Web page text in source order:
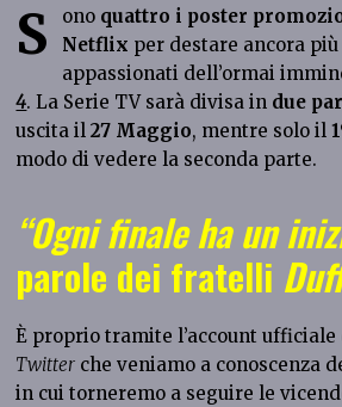
S ono quattro i poster
Netflix per destare ancora
appassionati dell’ormai
4. La Serie TV sarà divisa in due
uscita il 27 Maggio, mentre solo il
modo di vedere la seconda parte.
“Ogni finale ha un
parole dei fratelli
È proprio tramite l’account
Twitter che veniamo a conoscenza
in cui torneremo a seguire le